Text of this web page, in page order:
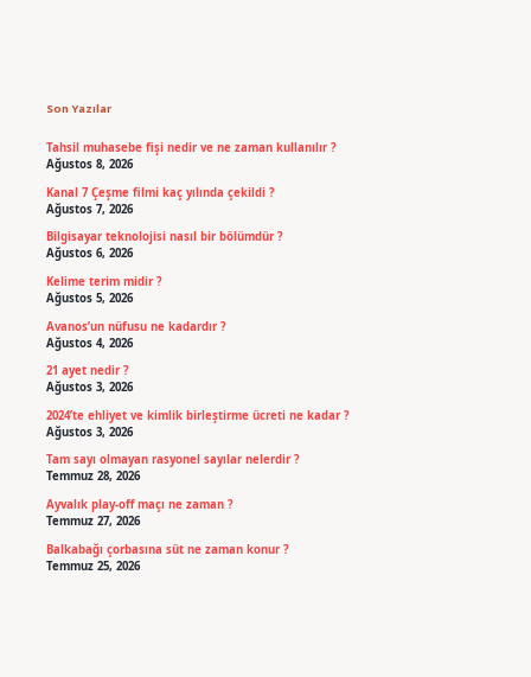
Son Yazılar
Tahsil muhasebe fişi nedir ve ne zaman kullanılır ?
Ağustos 8, 2026
Kanal 7 Çeşme filmi kaç yılında çekildi ?
Ağustos 7, 2026
Bilgisayar teknolojisi nasıl bir bölümdür ?
Ağustos 6, 2026
Kelime terim midir ?
Ağustos 5, 2026
Avanos’un nüfusu ne kadardır ?
Ağustos 4, 2026
21 ayet nedir ?
Ağustos 3, 2026
2024’te ehliyet ve kimlik birleştirme ücreti ne kadar ?
Ağustos 3, 2026
Tam sayı olmayan rasyonel sayılar nelerdir ?
Temmuz 28, 2026
Ayvalık play-off maçı ne zaman ?
Temmuz 27, 2026
Balkabağı çorbasına süt ne zaman konur ?
Temmuz 25, 2026